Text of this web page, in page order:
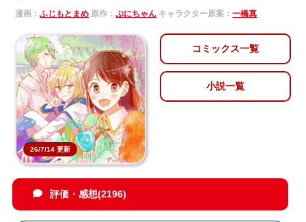
漫画：ふじもとまめ 原作：ぷにちゃん キャラクター原案：一橋真
26/7/14 更新
コミックス一覧
小説一覧
評価・感想(2196)